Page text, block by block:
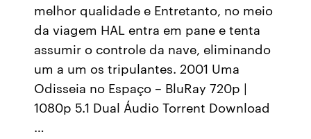
melhor qualidade e Entretanto, no meio
da viagem HAL entra em pane e tenta
assumir o controle da nave, eliminando
um a um os tripulantes. 2001 Uma
Odisseia no Espaço – BluRay 720p |
1080p 5.1 Dual Áudio Torrent Download
…